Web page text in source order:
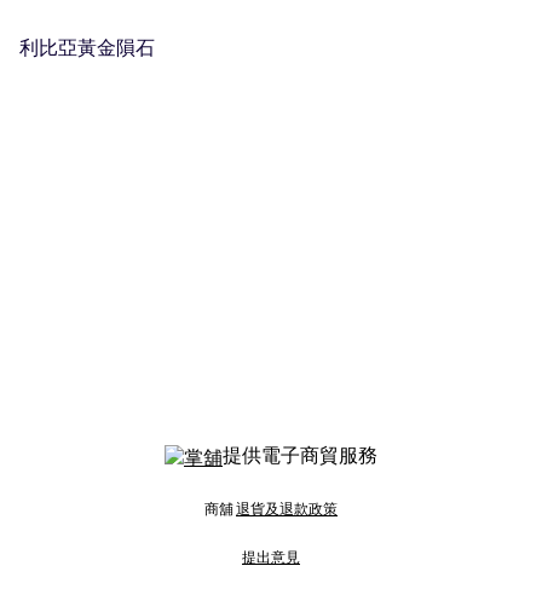
利比亞黃金隕石
提供電子商貿服務
商舖退貨及退款政策
提出意見